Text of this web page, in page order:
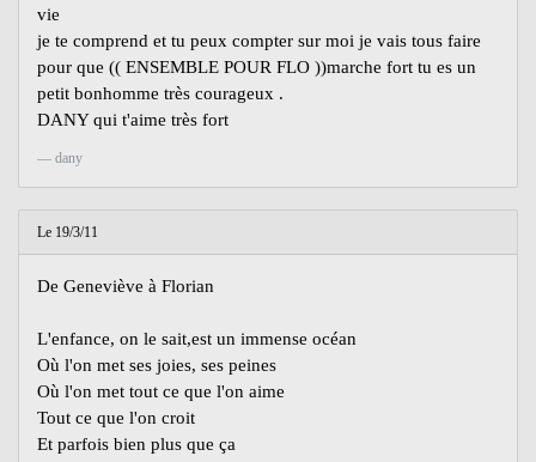
vie
je te comprend et tu peux compter sur moi je vais tous faire
pour que (( ENSEMBLE POUR FLO ))marche fort tu es un
petit bonhomme très courageux .
DANY qui t'aime très fort
dany
Le 19/3/11
De Geneviève à Florian
L'enfance, on le sait,est un immense océan
Où l'on met ses joies, ses peines
Où l'on met tout ce que l'on aime
Tout ce que l'on croit
Et parfois bien plus que ça